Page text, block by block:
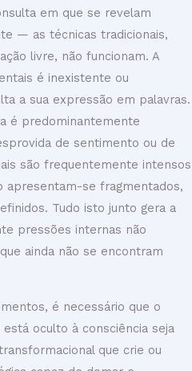
em que se revelam
— as técnicas tradicionais,
livre, não funcionam. A
é inexistente ou
a sua expressão em palavras.
é predominantemente
de sentimento ou de
são frequentemente intensos
apresentam-se fragmentados,
Tudo isto junto gera a
pressões internas não
ainda não se encontram
é necessário que o
oculto à consciência seja
que crie ou